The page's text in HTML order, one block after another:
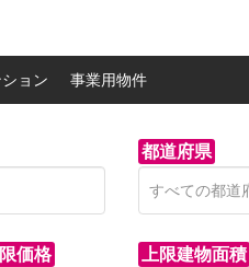
ョン 事業用物件
都道府県
価格 上限建物面積